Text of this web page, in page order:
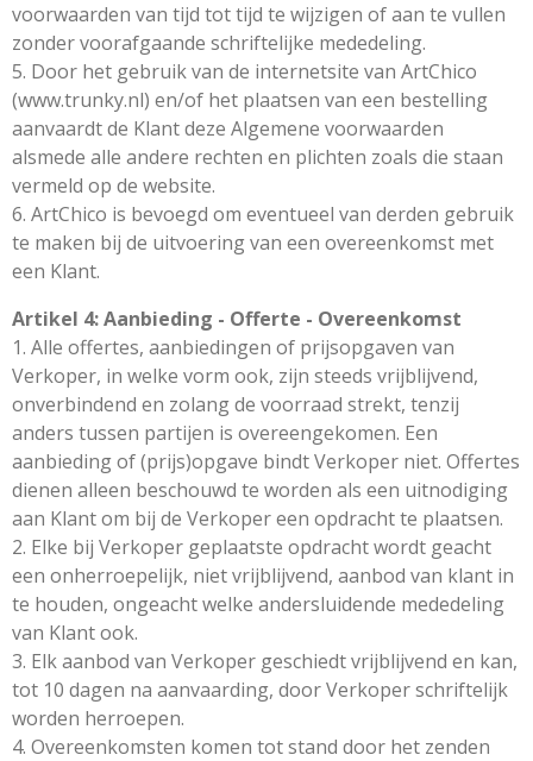
voorwaarden van tijd tot tijd te wijzigen of aan te vullen
zonder voorafgaande schriftelijke mededeling.
5. Door het gebruik van de internetsite van ArtChico
(www.trunky.nl) en/of het plaatsen van een bestelling
aanvaardt de Klant deze Algemene voorwaarden
alsmede alle andere rechten en plichten zoals die staan
vermeld op de website.
6. ArtChico is bevoegd om eventueel van derden gebruik
te maken bij de uitvoering van een overeenkomst met
een Klant.
Artikel 4: Aanbieding - Offerte - Overeenkomst
1. Alle offertes, aanbiedingen of prijsopgaven van
Verkoper, in welke vorm ook, zijn steeds vrijblijvend,
onverbindend en zolang de voorraad strekt, tenzij
anders tussen partijen is overeengekomen. Een
aanbieding of (prijs)opgave bindt Verkoper niet. Offertes
dienen alleen beschouwd te worden als een uitnodiging
aan Klant om bij de Verkoper een opdracht te plaatsen.
2. Elke bij Verkoper geplaatste opdracht wordt geacht
een onherroepelijk, niet vrijblijvend, aanbod van klant in
te houden, ongeacht welke andersluidende mededeling
van Klant ook.
3. Elk aanbod van Verkoper geschiedt vrijblijvend en kan,
tot 10 dagen na aanvaarding, door Verkoper schriftelijk
worden herroepen.
4. Overeenkomsten komen tot stand door het zenden